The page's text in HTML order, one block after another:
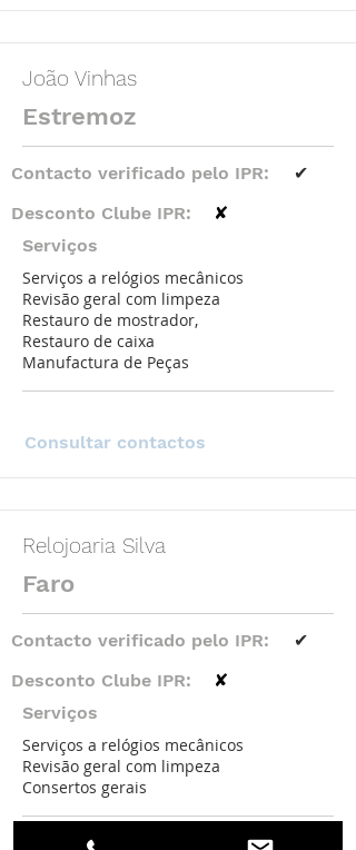
João Vinhas
Estremoz
Contacto verificado pelo IPR:
✔
Desconto Clube IPR:
✘
Serviços
Serviços a relógios mecânicos
Revisão geral com limpeza
Restauro de mostrador,
Restauro de caixa
Manufactura de Peças
Consultar contactos
Relojoaria Silva
Faro
Contacto verificado pelo IPR:
✔
Desconto Clube IPR:
✘
Serviços
Serviços a relógios mecânicos
Revisão geral com limpeza
Consertos gerais